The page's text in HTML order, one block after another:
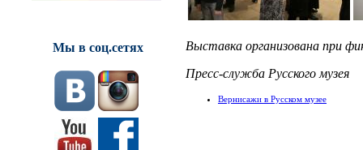
Мы в соц.сетях
Выставка организована при
Пресс-служба Русского музея
Вернисажи в Русском музее